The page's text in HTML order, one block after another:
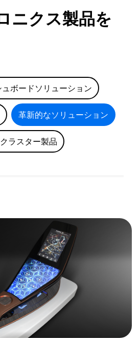
ニクス製品を
ュボードソリューション
革新的なソリューション
ラスター製品